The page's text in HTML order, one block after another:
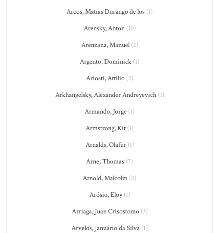
Arcos, Matías Durango de los (1)
Arensky, Anton(10)
Arenzana, Manuel(2)
Argento, Dominick (1)
Ariosti, Attilio(2)
Arkhangelsky, Alexander Andreyevich(1)
Armando, Jorge (1)
Armstrong, Kit (1)
Arnalds, Olafur(1)
Arne, Thomas (7)
Arnold, Malcolm (2)
Arósio, Eloy(1)
Arriaga, Juan Crisostomo(3)
Arvelos, Januário da Silva (1)